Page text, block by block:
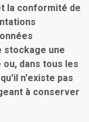
la conformité de
stockage une
dans tous les
n'existe pas
à conserver